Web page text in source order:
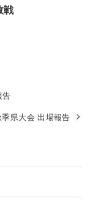
戦
告
季県大会 出場報告